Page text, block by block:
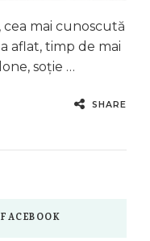
mai cunoscută
aflat, timp de mai
soție …
SHARE